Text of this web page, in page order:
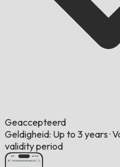
Geaccepteerd
Geldigheid: Up to 3 years ·
validity period